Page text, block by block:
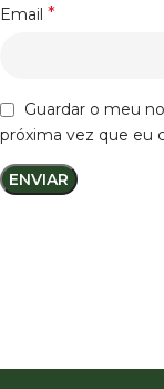
Email *
Guardar o meu
próxima vez que eu